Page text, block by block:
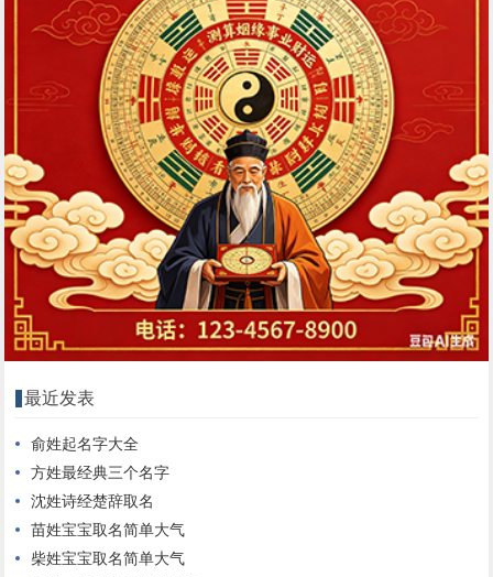
最近发表
俞姓起名字大全
方姓最经典三个名字
沈姓诗经楚辞取名
苗姓宝宝取名简单大气
柴姓宝宝取名简单大气